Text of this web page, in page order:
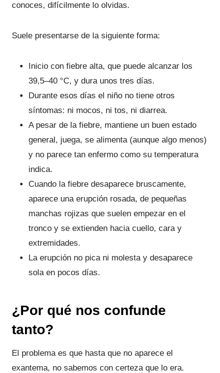
conoces, difícilmente lo olvidas.
Suele presentarse de la siguiente forma:
Inicio con fiebre alta, que puede alcanzar los
39,5–40 °C, y dura unos tres días.
Durante esos días el niño no tiene otros
síntomas: ni mocos, ni tos, ni diarrea.
A pesar de la fiebre, mantiene un buen estado
general, juega, se alimenta (aunque algo menos)
y no parece tan enfermo como su temperatura
indica.
Cuando la fiebre desaparece bruscamente,
aparece una erupción rosada, de pequeñas
manchas rojizas que suelen empezar en el
tronco y se extienden hacia cuello, cara y
extremidades.
La erupción no pica ni molesta y desaparece
sola en pocos días.
¿Por qué nos confunde
tanto?
El problema es que hasta que no aparece el
exantema, no sabemos con certeza que lo era.